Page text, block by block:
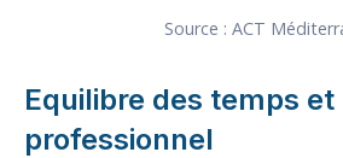
Source : ACT
Equilibre des temps
professionnel